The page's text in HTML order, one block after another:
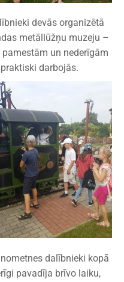
devās organizētā
metāllūžņu muzeju –
un nederīgām
darbojās.
dalībnieki kopā
pavadīja brīvo laiku,